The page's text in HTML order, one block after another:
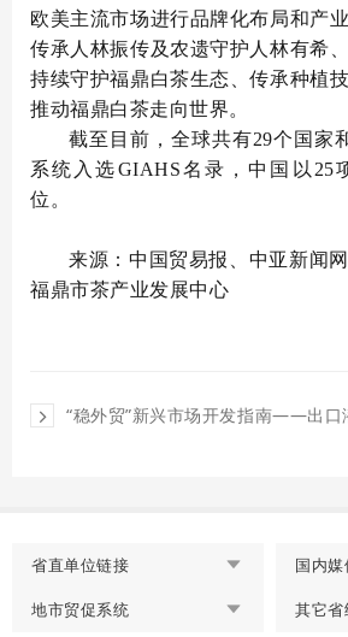
欧美主流市场进行品牌化布局和产
传承人林振传及农遗守护人林有希
持续守护福鼎白茶生态、传承种植
推动福鼎白茶走向世界。
截至目前，全球共有29个国家
系统入选GIAHS名录，中国以25
位。
来源：中国贸易报、中亚新闻
福鼎市茶产业发展中心
“稳外贸”新兴市场开发指南——出口
省直单位链接 国内
地市贸促系统 其它省